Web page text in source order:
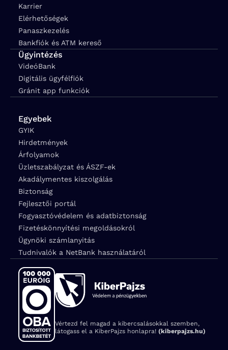
Karrier
Elérhetőségek
Panaszkezelés
Bankfiók és ATM kereső
Ügyintézés
VideóBank
Digitális ügyfélfiók
Gránit app funkciók
Egyebek
GYIK
Hirdetmények
Árfolyamok
Üzletszabályzat és ÁSZF-ek
Akadálymentes kiszolgálás
Biztonság
Fejlesztői portál
Fogyasztóvédelem és adatbiztonság
Fizetéskönnyítési megoldásokról
Ügynöki számlanyitás
Tudnivalók a NetBank használatáról
Vértezd fel magad a kibercsalásokkal szemben,
látogass el a KiberPajzs honlapra! (kiberpajzs.hu)